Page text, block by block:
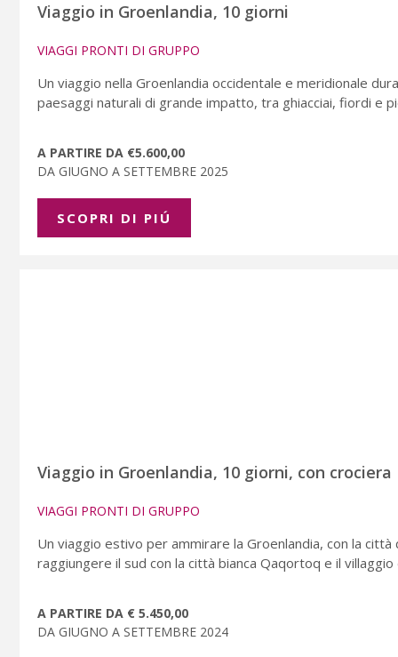
Viaggio in Groenlandia, 10 giorni
VIAGGI PRONTI DI GRUPPO
Un viaggio nella Groenlandia occidentale e meridionale
paesaggi naturali di grande impatto, tra ghiacciai, fiordi e
A PARTIRE DA €5.600,00
DA GIUGNO A SETTEMBRE 2025
SCOPRI DI PIÚ
Viaggio in Groenlandia, 10 giorni, con crociera
VIAGGI PRONTI DI GRUPPO
Un viaggio estivo per ammirare la Groenlandia, con la
raggiungere il sud con la città bianca Qaqortoq e il
A PARTIRE DA € 5.450,00
DA GIUGNO A SETTEMBRE 2024